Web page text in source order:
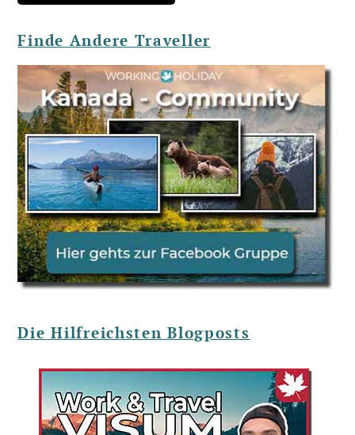
Finde Andere Traveller
Die Hilfreichsten Blogposts